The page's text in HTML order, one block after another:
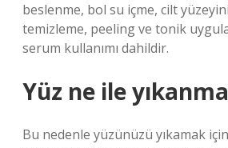
beslenme, bol su içme, cilt
temizleme, peeling ve tonik
serum kullanımı dahildir.
Yüz ne ile
Bu nedenle yüzünüzü yıkamak